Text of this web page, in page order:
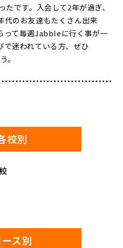
です。入会して2年が過ぎ、
代のお友達もたくさん出来
って毎週Jabbleに行く事が一
で迷われている方、ぜひ
。
校別
ス別